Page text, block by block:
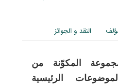
النقد و الجوائز
المكوّنة من
الرئيسية